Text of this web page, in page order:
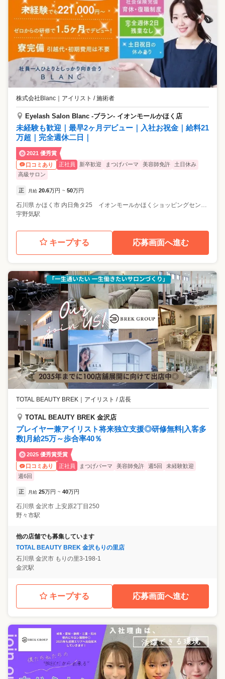
株式会社Blanc ｜ アイリスト / 施術者
Eyelash Salon Blanc -ブラン- イオンモールかほく店
未経験も歓迎｜最早2ヶ月デビュー｜入社お祝金｜給料21
万超｜完全週休二日｜
2021 優秀賞
口コミあり
正社員 新卒歓迎 まつげパーマ 美容師免許
土日休み
高級サロン
正 月給 20.6万円 ~ 50万円
石川県 かほく市 内日角タ25 イオンモールかほくショッピングセンター1F
宇野気駅
キープする 応募画面へ進む
TOTAL BEAUTY BREK アイリスト / 店長
TOTAL BEAUTY BREK 金沢店
プレイヤー兼アイリスト将来独立支援◎研修無料|入客多
数|月給25万～歩合率40％
2025 優秀賞受賞
口コミあり
正社員 まつげパーマ 美容師免許 週5回
未経験歓迎
週6回
正 月給 25万円 ~ 40万円
石川県 金沢市 上安原2丁目250
野々市駅
他の店舗でも募集しています
TOTAL BEAUTY BREK 金沢もりの里店
石川県 金沢市 もりの里3-198-1
金沢駅
キープする 応募画面へ進む